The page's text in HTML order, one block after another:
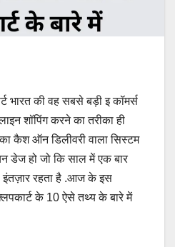
भारत की वह सबसे बड़ी इ कॉमर्स
शॉपिंग करने का तरीका ही
का कैश ऑन डिलीवरी वाला सिस्टम
डेज हो जो कि साल में एक बार
रहता है .आज के इस
के 10 ऐसे तथ्य के बारे में